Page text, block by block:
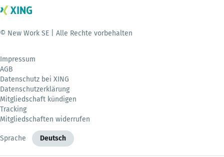
© New Work SE | Alle Rechte vorbehalten
Impressum
AGB
Datenschutz bei XING
Datenschutzerklärung
Mitgliedschaft kündigen
Tracking
Mitgliedschaften widerrufen
Sprache Deutsch